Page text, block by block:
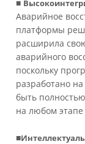
■
Аварийное
платформы
расширила
аварийного
поскольку
разработано
быть
на любом этапе
■